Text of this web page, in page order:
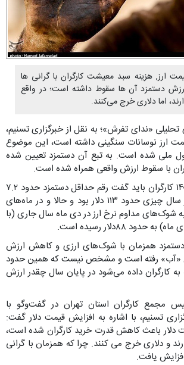
ارز, هزینه سبد معیشت کارگران با گرانی ها
دستمزد آن ها سقوط داشته است؛ در واقع
اما دلاری خرج می‌کنند.
«ندای تفرش»؛ به نقل از خبرگزاری تسنیم،
ارز نوسانات سنگینی داشته است، این موضوع
ملی شده است. به تبع آن دستمزد تعیین شده
با سقوط ارزش واقعی همراه شده است.
درباره دستمزد سال ۱۴۰۳ کارگران باید گفت رقم حداقل دستمزد حدود ۷.۲
میلیون تومانی در آغاز سال چیزی حدود ۱۱۳ دلار بود و حالا و در ماه‌های
شوک‌های مداوم نرخ ارز در دی ماه سال جاری (با
همزمان با شوک‌های ارزی و کاهش ارزش
«آب» رفته است و مشخص نیست که همین حدود
که به کارگران داده می‌شود در پایان سال چقدر ارزش
مجمع کارگران استان تهران در گفت‌وگو با
تسنیم، با اشاره به افزایش قیمت دلار گفت:
دلار باعث کاهش قدرت خرید کارگران شده است،
و دلاری خرج می کنند. چرا که همزمان با گرانی
یافت.